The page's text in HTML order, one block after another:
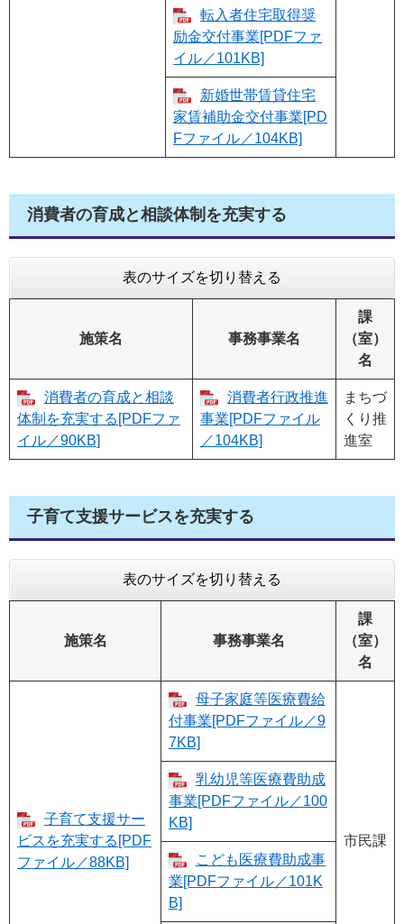
転入者住宅取得奨
励金交付事業[PDFファ
イル／101KB]
新婚世帯賃貸住宅
家賃補助金交付事業[PD
Fファイル／104KB]
消費者の育成と相談体制を充実する
表のサイズを切り替える
施策名 事務事業名
課
（室）
名
消費者の育成と相談
体制を充実する[PDFファ
イル／90KB]
消費者行政推進
事業[PDFファイル
／104KB]
まちづ
くり推
進室
子育て支援サービスを充実する
表のサイズを切り替える
施策名 事務事業名
課
（室）
名
子育て支援サー
ビスを充実する[PDF
ファイル／88KB]
母子家庭等医療費給
付事業[PDFファイル／9
7KB]
市民課
乳幼児等医療費助成
事業[PDFファイル／100
KB]
こども医療費助成事
業[PDFファイル／101K
B]